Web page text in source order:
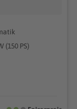
(150 PS)